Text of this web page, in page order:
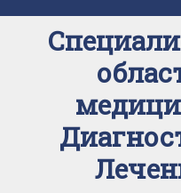
содержимому